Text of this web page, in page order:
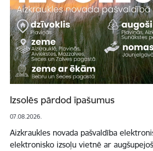
Izsolēs pārdod īpašumus
07.08.2026.
Aizkraukles novada pašvaldība
elektronisko izsoļu vietnē ar